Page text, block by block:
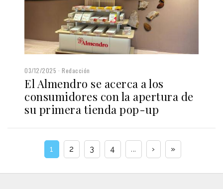
03/12/2025 Redacción
El Almendro se acerca a los
consumidores con la apertura de
su primera tienda pop-up
1 2 3 4 ... › »